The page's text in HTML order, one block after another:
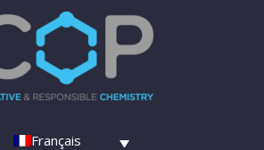
Français